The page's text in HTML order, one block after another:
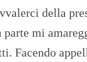
della
parte mi
Facendo